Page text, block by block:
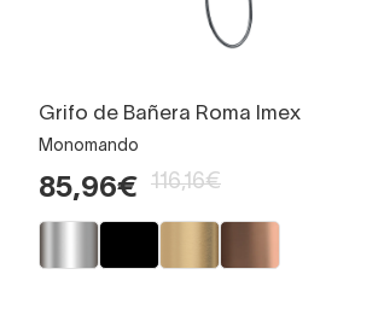
Grifo de Bañera Roma Imex
Monomando
85,96€ 116,16€